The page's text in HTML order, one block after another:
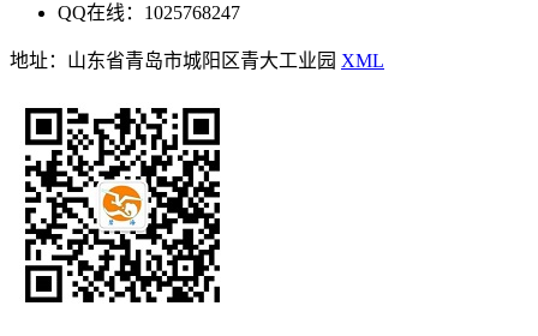
QQ在线：1025768247
地址：山东省青岛市城阳区青大工业园 XML